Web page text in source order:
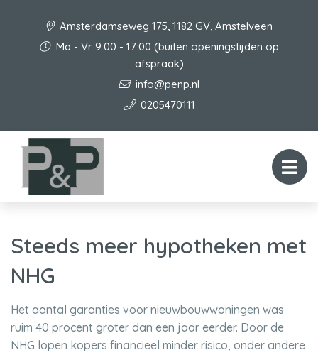
Amsterdamseweg 175, 1182 GV, Amstelveen
Ma - Vr 9:00 - 17:00 (buiten openingstijden op
afspraak)
info@penp.nl
0205470111
Steeds meer hypotheken met
NHG
Het aantal garanties voor nieuwbouwwoningen was
ruim 40 procent groter dan een jaar eerder. Door de
NHG lopen kopers financieel minder risico, onder andere